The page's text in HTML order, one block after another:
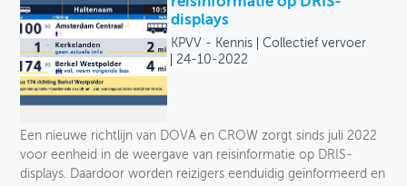
displays
KPVV - Kennis
Collectief vervoer
24-10-2022
Een nieuwe richtlijn van DOVA en CROW zorgt sinds juli 2022
voor eenheid in de weergave van reisinformatie op DRIS-
displays. Daardoor worden reizigers eenduidig geïnformeerd en